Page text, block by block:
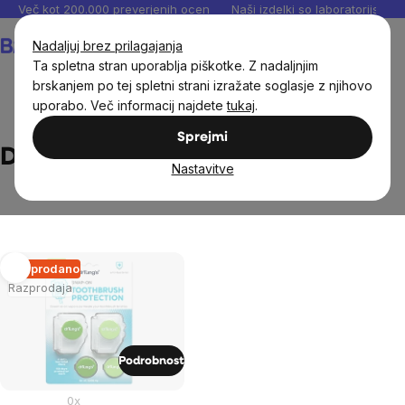
Nadaljuj brez prilagajanja
Ta spletna stran uporablja piškotke. Z nadaljnjim
brskanjem po tej spletni strani izražate soglasje z njihovo
uporabo. Več informacij najdetetukaj.
Sprejmi
Nastavitve
Preskoči
vsebino
Več kot 200.000 preverjenih ocen Naši izdelki so laboratorijsko
Dr. Tung's
List
of
products
Razprodaja
Razprodano
0x
Podrobnost